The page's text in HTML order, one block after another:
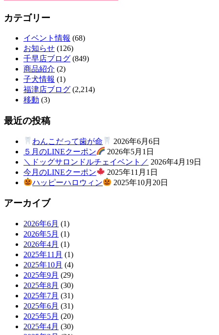
カテゴリー
イベント情報 (68)
お知らせ (126)
千早店ブログ (849)
商品紹介 (2)
子犬情報 (1)
福津店ブログ (2,214)
移動 (3)
最近の投稿
わんこだって歯が命
2026年6月6日
５月のLINEクーポン
2026年5月1日
＼ドッグサロンドルチェイベント／ 2026年4月19日
今月のLINEクーポン
2025年11月1日
ハッピーハロウィン
2025年10月20日
アーカイブ
2026年6月 (1)
2026年5月 (1)
2026年4月 (1)
2025年11月 (1)
2025年10月 (4)
2025年9月 (29)
2025年8月 (30)
2025年7月 (31)
2025年6月 (31)
2025年5月 (20)
2025年4月 (30)